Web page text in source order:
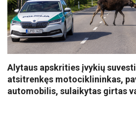
Alytaus apskrities įvykių
atsitrenkęs motociklininkas,
automobilis, sulaikytas girtas